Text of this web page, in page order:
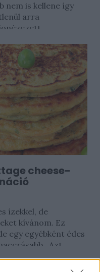
nem is kellene így
arra
cheese-
ízekkel, de
kívánom. Ez
egy egyébként édes
Azt...